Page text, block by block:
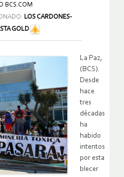
BCS.COM
LOS CARDONES-
GOLD
La Paz,
(BCS).
Desde
hace
tres
décadas
ha
habido
intentos
por esta
blecer